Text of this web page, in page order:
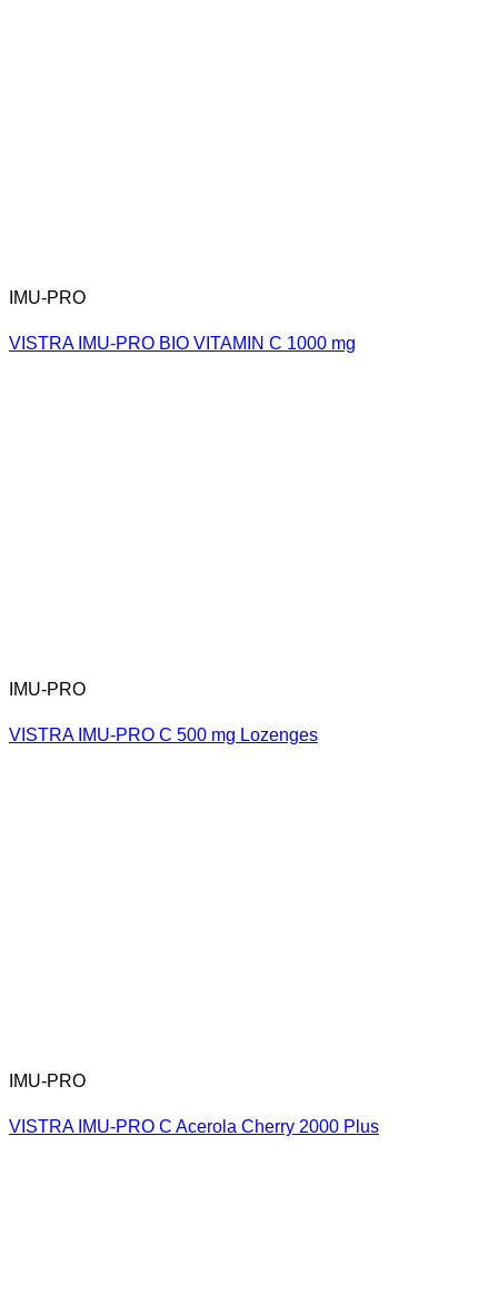
IMU-PRO
VISTRA IMU-PRO BIO VITAMIN C 1000 mg
IMU-PRO
VISTRA IMU-PRO C 500 mg Lozenges
IMU-PRO
VISTRA IMU-PRO C Acerola Cherry 2000 Plus